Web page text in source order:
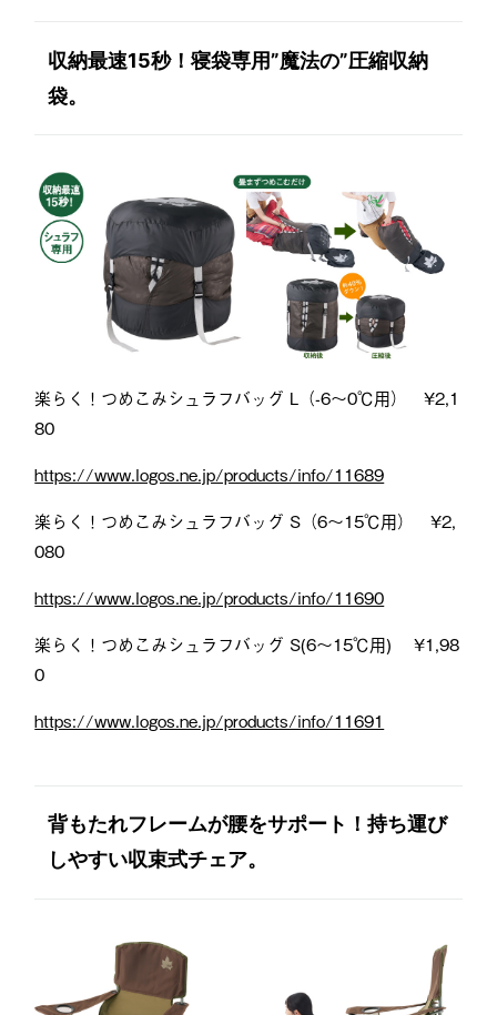
収納最速15秒！寝袋専用”魔法の”圧縮収納
袋。
楽らく！つめこみシュラフバッグ L（-6～0℃用） ¥2,1
80
https://www.logos.ne.jp/products/info/11689
楽らく！つめこみシュラフバッグ S（6～15℃用） ¥2,
080
https://www.logos.ne.jp/products/info/11690
楽らく！つめこみシュラフバッグ S(6〜15℃用) ¥1,98
0
https://www.logos.ne.jp/products/info/11691
背もたれフレームが腰をサポート！持ち運び
しやすい収束式チェア。